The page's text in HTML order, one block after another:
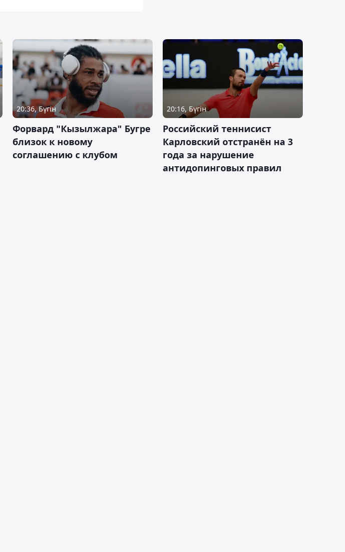
20:36, Бүгін
Форвард "Кызылжара" Бугре
близок к новому
соглашению с клубом
20:16, Бүгін
Российский теннисист
Карловский отстранён на 3
года за нарушение
антидопинговых правил